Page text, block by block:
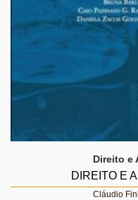
Direito e
DIREITO E
Cláudio